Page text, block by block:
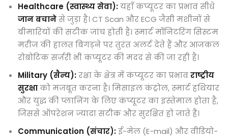
Healthcare (स्वास्थ्य सेवा):यहाँ कंप्यूटर का प्रभाव सीधे
जान बचानेसे जुड़ा है। CT Scan और ECG जैसी मशीनों से
बीमारियों की सटीक जांच होती है। स्मार्ट मॉनिटरिंग सिस्टम
मरीज की हालत बिगड़ने पर तुरंत अलर्ट देते हैं और आजकल
रोबोटिक सर्जरी भी कंप्यूटर की मदद से की जा रही है।
Military (सैन्य):रक्षा के क्षेत्र में कंप्यूटर का प्रभावराष्ट्रीय
सुरक्षाको मजबूत करना है। मिसाइल कंट्रोल, स्मार्ट हथियार
और युद्ध की प्लानिंग के लिए कंप्यूटर का इस्तेमाल होता है,
जिससे ऑपरेशन ज्यादा सटीक और सुरक्षित हो जाते हैं।
Communication (संचार):ई-मेल (E-mail) और वीडियो-